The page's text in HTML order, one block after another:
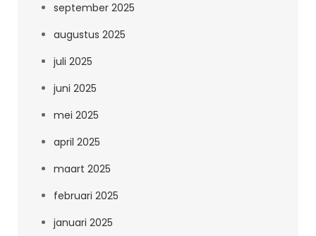
september 2025
augustus 2025
juli 2025
juni 2025
mei 2025
april 2025
maart 2025
februari 2025
januari 2025